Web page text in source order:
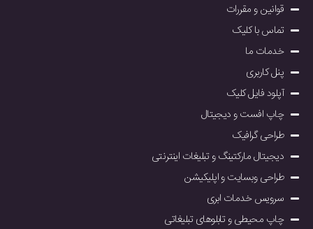
قوانین و مقررات
تماس با کلیک
خدمات ما
پنل کاربری
آپلود فایل کلیک
چاپ افست و دیجیتال
طراحی گرافیک
دیجیتال مارکتینگ و تبلیغات اینترنتی
طراحی وبسایت و اپلیکیشن
سرویس خدمات ابری
چاپ محیطی و تابلوهای تبلیغاتی